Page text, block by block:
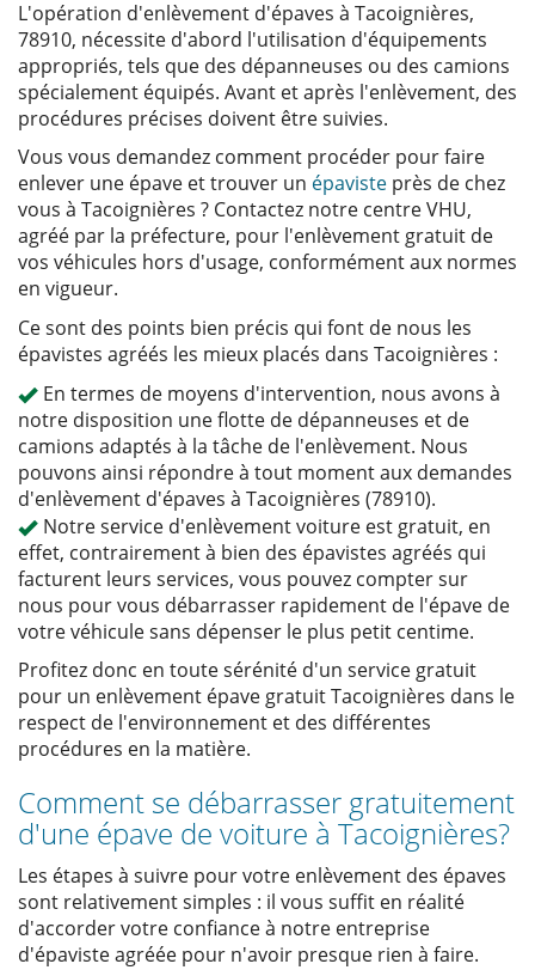
L'opération d'enlèvement d'épaves à Tacoignières,
78910, nécessite d'abord l'utilisation d'équipements
appropriés, tels que des dépanneuses ou des camions
spécialement équipés. Avant et après l'enlèvement, des
procédures précises doivent être suivies.
Vous vous demandez comment procéder pour faire
enlever une épave et trouver un épaviste près de chez
vous à Tacoignières ? Contactez notre centre VHU,
agréé par la préfecture, pour l'enlèvement gratuit de
vos véhicules hors d'usage, conformément aux normes
en vigueur.
Ce sont des points bien précis qui font de nous les
épavistes agréés les mieux placés dans Tacoignières :
En termes de moyens d'intervention, nous avons à
notre disposition une flotte de dépanneuses et de
camions adaptés à la tâche de l'enlèvement. Nous
pouvons ainsi répondre à tout moment aux demandes
d'enlèvement d'épaves à Tacoignières (78910).
Notre service d'enlèvement voiture est gratuit, en
effet, contrairement à bien des épavistes agréés qui
facturent leurs services, vous pouvez compter sur
nous pour vous débarrasser rapidement de l'épave de
votre véhicule sans dépenser le plus petit centime.
Profitez donc en toute sérénité d'un service gratuit
pour un enlèvement épave gratuit Tacoignières dans le
respect de l'environnement et des différentes
procédures en la matière.
Comment se débarrasser gratuitement
d'une épave de voiture à Tacoignières?
Les étapes à suivre pour votre enlèvement des épaves
sont relativement simples : il vous suffit en réalité
d'accorder votre confiance à notre entreprise
d'épaviste agréée pour n'avoir presque rien à faire.